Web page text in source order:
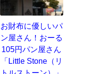
お財布に優しいパ
ン屋さん！おーる
105円パン屋さん
「Little Stone（リ